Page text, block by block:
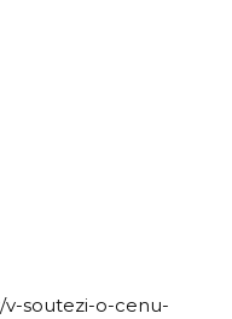
v-soutezi-o-cenu-